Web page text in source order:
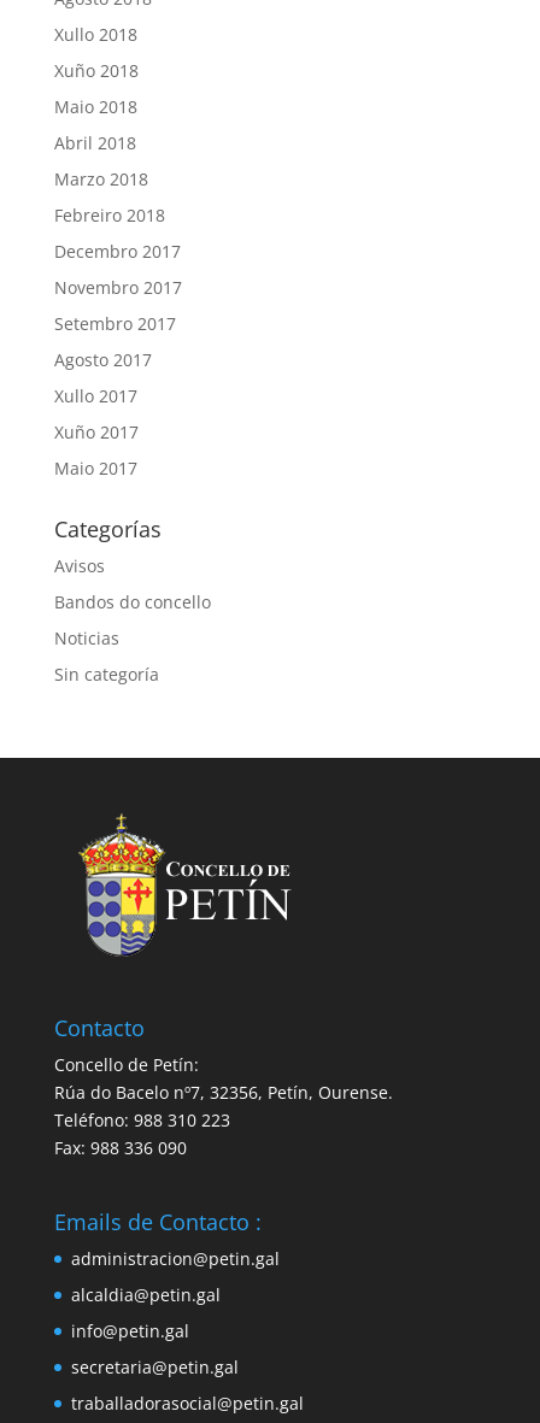
Xullo 2018
Xuño 2018
Maio 2018
Abril 2018
Marzo 2018
Febreiro 2018
Decembro 2017
Novembro 2017
Setembro 2017
Agosto 2017
Xullo 2017
Xuño 2017
Maio 2017
Categorías
Avisos
Bandos do concello
Noticias
Sin categoría
Contacto
Concello de Petín:
Rúa do Bacelo nº7, 32356, Petín, Ourense.
Teléfono: 988 310 223
Fax: 988 336 090
Emails de Contacto :
administracion@petin.gal
alcaldia@petin.gal
info@petin.gal
secretaria@petin.gal
traballadorasocial@petin.gal